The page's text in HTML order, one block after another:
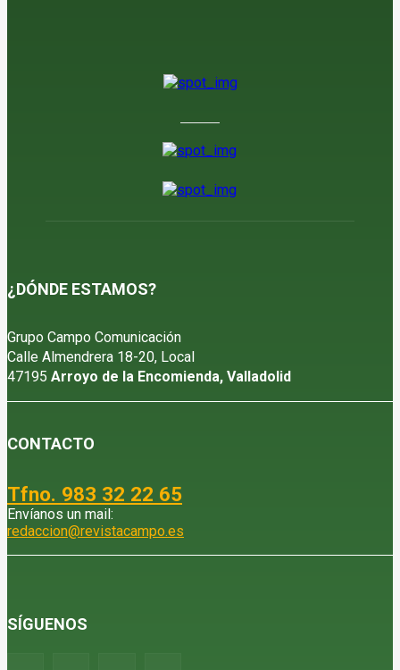
¿DÓNDE ESTAMOS?
Grupo Campo Comunicación
Calle Almendrera 18-20, Local
47195 Arroyo de la Encomienda, Valladolid
CONTACTO
Tfno. 983 32 22 65
Envíanos un mail:
redaccion@revistacampo.es
SÍGUENOS